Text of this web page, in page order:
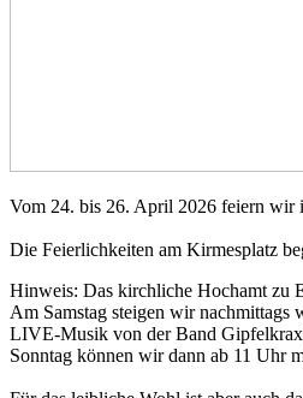
Vom 24. bis 26. April 2026 feiern wir
Die Feierlichkeiten am Kirmesplatz
Hinweis: Das kirchliche Hochamt zu
Am Samstag steigen wir
LIVE-Musik von der Band
Sonntag können wir dann ab 11 Uhr